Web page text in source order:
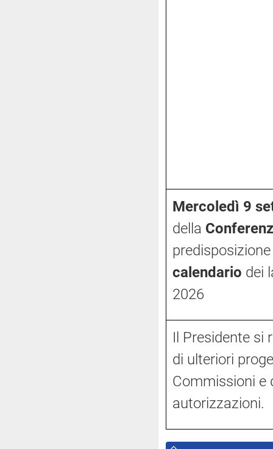
Mercoledì 9
della
calendario dei
2026
Il Presidente si
di ulteriori
Commissioni e
autorizzazioni.